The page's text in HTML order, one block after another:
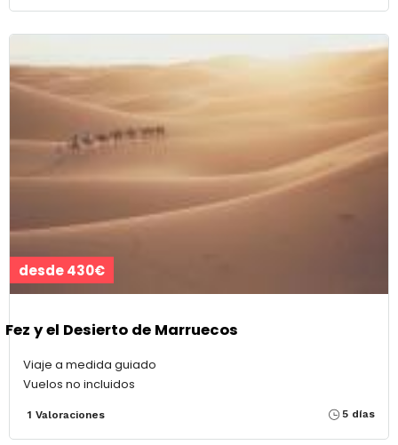
desde 430€
Fez y el Desierto de Marruecos
Viaje a medida guiado
Vuelos no incluidos
1 Valoraciones 5 días